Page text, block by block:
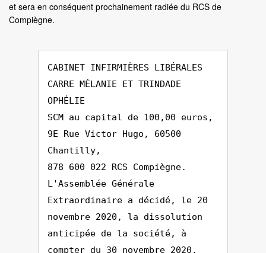
et sera en conséquent prochainement radiée du RCS de
Compiègne.
CABINET INFIRMIÈRES LIBÉRALES
CARRE MÉLANIE ET TRINDADE
OPHÉLIE
SCM au capital de 100,00 euros,
9E Rue Victor Hugo, 60500
Chantilly,
878 600 022 RCS Compiègne.
L'Assemblée Générale
Extraordinaire a décidé, le 20
novembre 2020, la dissolution
anticipée de la société, à
compter du 30 novembre 2020,